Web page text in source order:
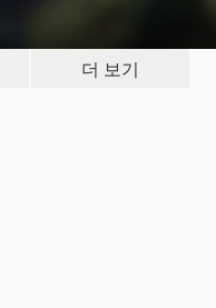
더 보기